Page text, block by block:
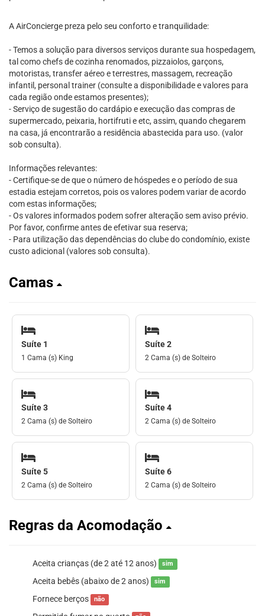
A AirConcierge preza pelo seu conforto e tranquilidade:
- Temos a solução para diversos serviços durante sua hospedagem,
tal como chefs de cozinha renomados, pizzaiolos, garçons,
motoristas, transfer aéreo e terrestres, massagem, recreação
infantil, personal trainer (consulte a disponibilidade e valores para
cada região onde estamos presentes);
- Serviço de sugestão do cardápio e execução das compras de
supermercado, peixaria, hortifruti e etc, assim, quando chegarem
na casa, já encontrarão a residência abastecida para uso. (valor
sob consulta).
Informações relevantes:
- Certifique-se de que o número de hóspedes e o período de sua
estadia estejam corretos, pois os valores podem variar de acordo
com estas informações;
- Os valores informados podem sofrer alteração sem aviso prévio.
Por favor, confirme antes de efetivar sua reserva;
- Para utilização das dependências do clube do condomínio, existe
custo adicional (valores sob consulta).
Camas
Suíte 1
1 Cama (s) King
Suíte 2
2 Cama (s) de Solteiro
Suíte 3
2 Cama (s) de Solteiro
Suíte 4
2 Cama (s) de Solteiro
Suíte 5
2 Cama (s) de Solteiro
Suíte 6
2 Cama (s) de Solteiro
Regras da Acomodação
Aceita crianças (de 2 até 12 anos) sim
Aceita bebês (abaixo de 2 anos) sim
Fornece berços não